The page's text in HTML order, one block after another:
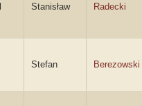
Stanisław Radecki
Stefan Berezowski